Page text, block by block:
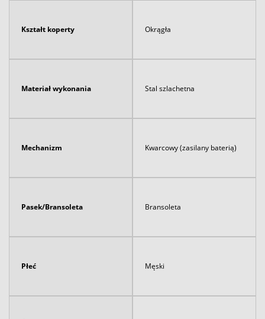
Kształt koperty Okrągła
Materiał wykonania Stal szlachetna
Mechanizm Kwarcowy (zasilany baterią)
Pasek/Bransoleta Bransoleta
Płeć Męski